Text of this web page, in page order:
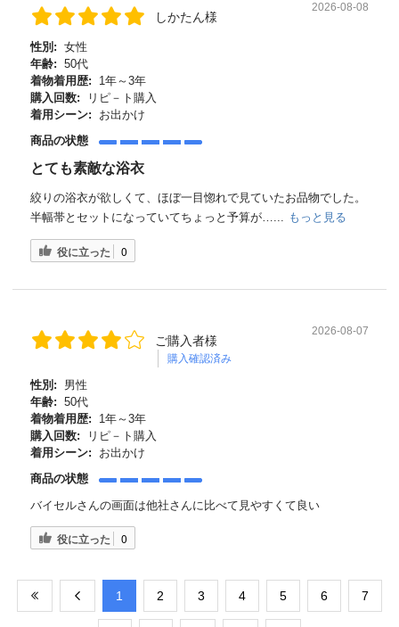
しかたん様
2026-08-08
性別: 女性
年齢: 50代
着物着用歴:
1年～3年
購入回数:
リピ－ト購入
着用シーン:
お出かけ
商品の状態
とても素敵な浴衣
絞りの浴衣が欲しくて、ほぼ一目惚れで見ていたお品物でした。
半幅帯とセットになっていてちょっと予算が…... もっと見る
役に立った 0
ご購入者様
購入確認済み
2026-08-07
性別:
男性
年齢: 50代
着物着用歴:
1年～3年
購入回数:
リピ－ト購入
着用シーン:
お出かけ
商品の状態
バイセルさんの画面は他社さんに比べて見やすくて良い
役に立った 0
​1 ​2 ​3 ​4 ​5 ​6 ​7